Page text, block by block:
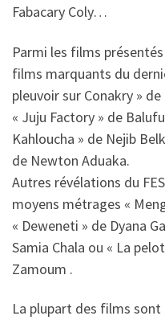
Fabacary Coly…
Parmi les films
films marquants du
pleuvoir sur Conakry »
« Juju Factory » de
Kahloucha » de Nejib
de Newton Aduaka.
Autres révélations du
moyens métrages «
« Deweneti » de Dyana
Samia Chala ou « La
Zamoum .
La plupart des films